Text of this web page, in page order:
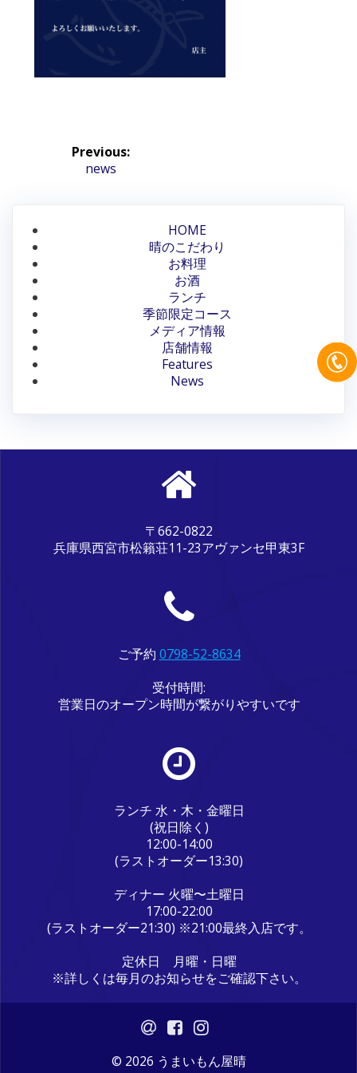
ビ
ゲ
ー
シ
ョ
ン
Previous:
Previous
news
HOME
晴のこだわり
お料理
お酒
ランチ
季節限定コース
メディア情報
店舗情報
Features
News
〒662-0822
兵庫県西宮市松籟荘11-23アヴァンセ甲東3F
ご予約 0798-52-8634
受付時間:
営業日のオープン時間が繋がりやすいです
ランチ 水・木・金曜日
(祝日除く)
12:00-14:00
(ラストオーダー13:30)
ディナー 火曜〜土曜日
17:00-22:00
(ラストオーダー21:30) ※21:00最終入店です。
定休日 月曜・日曜
※詳しくは毎月のお知らせをご確認下さい。
© 2026 うまいもん屋晴